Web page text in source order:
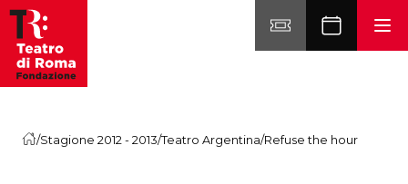
Vai al contenuto
/Stagione 2012 - 2013/Teatro Argentina/Refuse the hour